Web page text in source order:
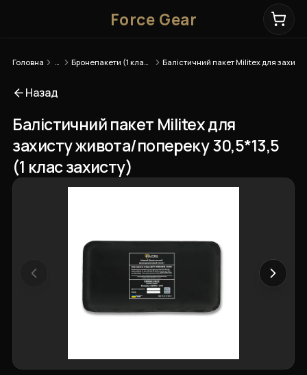
Force Gear
Головна
Назад
Балістичний пакет Militex для
захисту живота/попереку 30,5*13,5
(1 клас захисту)